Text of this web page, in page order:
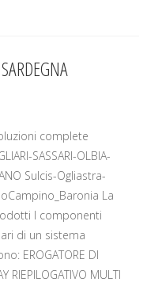
complete
SASSARI-OLBIA-
Sulcis-Ogliastra-
La
I componenti
di un sistema
EROGATORE DI
RIEPILOGATIVO MULTI